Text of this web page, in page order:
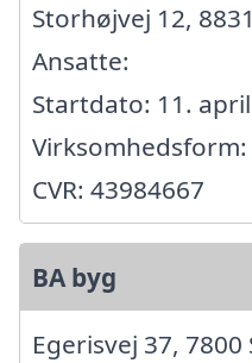
Storhøjvej 12,
Ansatte:
Startdato: 11.
CVR: 43984667
BA byg
Egerisvej 37, 7800